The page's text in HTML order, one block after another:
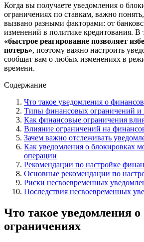
Когда вы получаете уведомления о
ограничениях по ставкам, важно
вызвано разными факторами: от
изменений в политике кредитования. В
«быстрое реагирование позволяет
потерь», поэтому важно настроить
сообщат вам о любых изменениях в
времени.
Содержание
Что такое уведомления о
Типы финансовых ограничений и
Как финансовые ограничения
Влияние ограничений на
Зачем важно отслеживать
Как уведомления о блокировках
операции
Рекомендации по настройке
Основные рекомендации по
Риски несвоевременных
Последствия несвоевременных
Что такое уведомления
ограничениях